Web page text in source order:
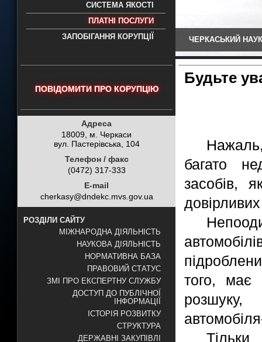
науково-дослідний експертно-
- проведення всих видів судових
експертиз
СИСТЕМА ЯКОСТІ
ПЛАТНІ ПОСЛУГИ
ЗАПОБІГАННЯ КОРУПЦІЇ
ЧЕРКАСЬКИЙ
ПОВІДОМИТИ ПРО КОРУПЦІЮ
Адреса
18009, м. Черкаси
вул. Пастерівська, 104
Телефон / факс
(0472) 317-333
E-mail
cherkasy@dndekc.mvs.gov.ua
РОЗДІЛИ САЙТУ
МІЖНАРОДНА ДІЯЛЬНІСТЬ
НАУКОВА ДІЯЛЬНІСТЬ
НОРМАТИВНА БАЗА
ПРАВОВИЙ СТАТУС
ЗМІ ПРО ЕКСПЕРТНУ СЛУЖБУ
ДОСТУП ДО ПУБЛІЧНОЇ
ІНФОРМАЦІЇ
ІСТОРІЯ РОЗВИТКУ
СТРУКТУРА
ДЕРЖАВНІ ЗАКУПІВЛІ
Будьте
багато
засобів,
того, має